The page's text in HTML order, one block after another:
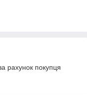
рахунок покупця